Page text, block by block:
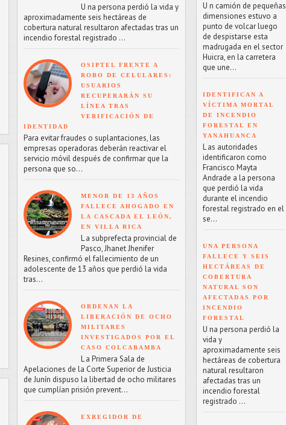
U na persona perdió la vida y
aproximadamente seis hectáreas de
cobertura natural resultaron afectadas tras un
incendio forestal registrado ...
OSIPTEL FRENTE A
ROBO DE CELULARES:
USUARIOS
RECUPERARÁN SU
LÍNEA TRAS
VERIFICACIÓN DE
IDENTIDAD
Para evitar fraudes o suplantaciones, las
empresas operadoras deberán reactivar el
servicio móvil después de confirmar que la
persona que so...
MENOR DE 13 AÑOS
FALLECE AHOGADO EN
LA CASCADA EL LEÓN,
EN VILLA RICA
L a subprefecta provincial de
Pasco, Jhanet Jhenifer
Resines, confirmó el fallecimiento de un
adolescente de 13 años que perdió la vida
tras...
ORDENAN LA
LIBERACIÓN DE OCHO
MILITARES
INVESTIGADOS POR EL
CASO COLCABAMBA
L a Primera Sala de
Apelaciones de la Corte Superior de Justicia
de Junín dispuso la libertad de ocho militares
que cumplían prisión prevent...
EXREGIDOR DE
U n camión de pequeñas
dimensiones estuvo a
punto de volcar luego
de despistarse esta
madrugada en el sector
Huicra, en la carretera
que une...
IDENTIFICAN A
VÍCTIMA MORTAL
DE INCENDIO
FORESTAL EN
YANAHUANCA
L as autoridades
identificaron como
Francisco Mayta
Andrade a la persona
que perdió la vida
durante el incendio
forestal registrado en el
se...
UNA PERSONA
FALLECE Y SEIS
HECTÁREAS DE
COBERTURA
NATURAL SON
AFECTADAS POR
INCENDIO
FORESTAL
U na persona perdió la
vida y
aproximadamente seis
hectáreas de cobertura
natural resultaron
afectadas tras un
incendio forestal
registrado ...